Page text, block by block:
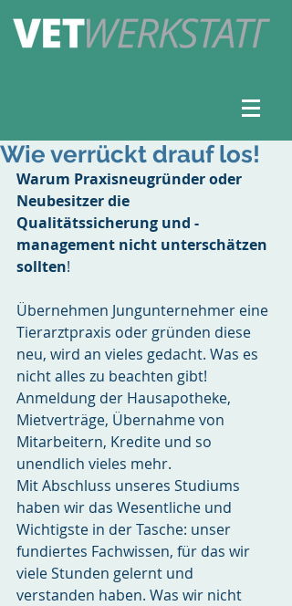
Wie verrückt drauf los!
Warum Praxisneugründer oder
Neubesitzer die
Qualitätssicherung und -
management nicht unterschätzen
sollten!
Übernehmen Jungunternehmer eine
Tierarztpraxis oder gründen diese
neu, wird an vieles gedacht. Was es
nicht alles zu beachten gibt!
Anmeldung der Hausapotheke,
Mietverträge, Übernahme von
Mitarbeitern, Kredite und so
unendlich vieles mehr.
Mit Abschluss unseres Studiums
haben wir das Wesentliche und
Wichtigste in der Tasche: unser
fundiertes Fachwissen, für das wir
viele Stunden gelernt und
verstanden haben. Was wir nicht